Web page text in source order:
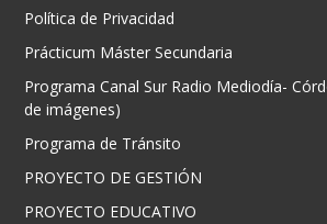
Política de Privacidad
Prácticum Máster Secundaria
Programa Canal Sur Radio Mediodía-
de imágenes)
Programa de Tránsito
PROYECTO DE GESTIÓN
PROYECTO EDUCATIVO